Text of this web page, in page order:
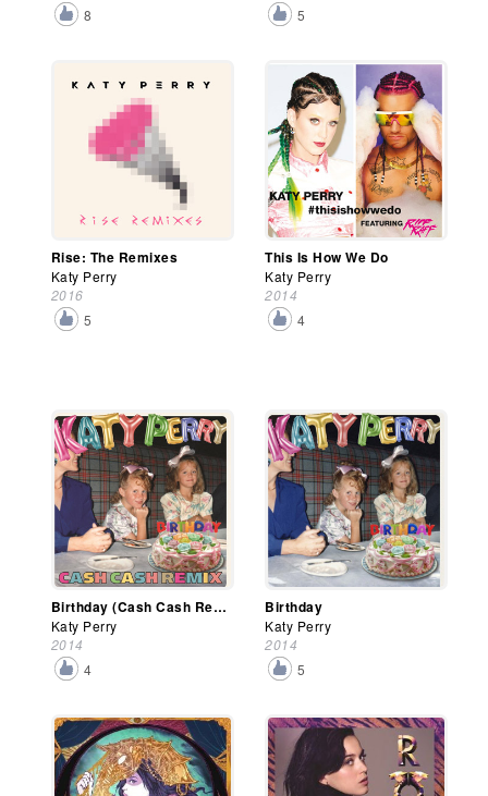
8
5
Rise: The Remixes
Katy Perry
2016
5
This Is How We Do
Katy Perry
2014
4
Birthday (Cash Cash Remix)
Katy Perry
2014
4
Birthday
Katy Perry
2014
5